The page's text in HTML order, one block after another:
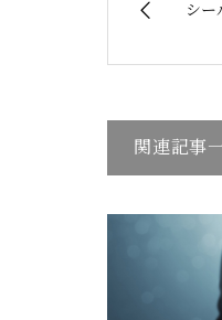
シー
関連記事